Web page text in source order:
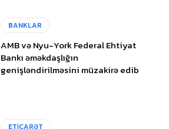
BANKLAR
AMB və Nyu-York Federal Ehtiyat
Bankı əməkdaşlığın
genişləndirilməsini müzakirə edib
ETİCARƏT